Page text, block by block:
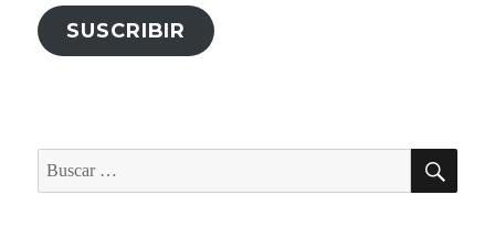
SUSCRIBIR
Buscar
por: